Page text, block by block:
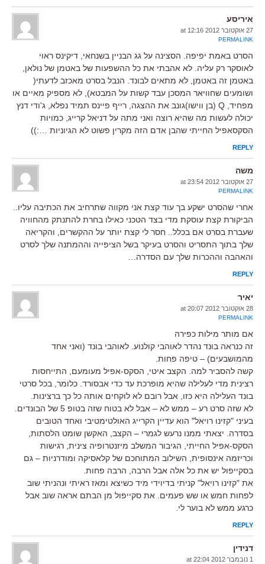
איריסע
27 אוקטובר 2012 at 12:16
PERMALINK
הסרט באמת יפיפה. הסצינה על גג הבניין בשנחאי, דיקינס ראוי
לאוסקר רק עליה. לא אהבתי את כל ההשפעות של באטמן של נולאן,
באטמן זה באטמן, לא מתאים לבונד. הנבל בסרט מאכזב לדעתי(
ושומעים שחוויאר המסכן עבד קשות על המבטא), לא מספיק מאיים או
מפחיד, Q (בן ווישו)גונב את ההצגה, רייף פיינס תמיד נפלא, ג'ודי דנץ
יכולה לעשות מה שהיא רוצה ואני מתה על דניאל קרייג, כמויות
הסקסאפיל החייתי שהבן אדם הזה מקרין פשוט לא הגיוניות …:))
REPLY
משה
27 אוקטובר 2012 at 23:54
PERMALINK
אחרי שהסרט ישקע בך עוד קצת אני מקווה שתרחיב את הכתיבה עליו..
הביקורת קצת עוסקת מדי בצד הטכני כאילו בחרת להתנתק מהחוויה
שעברת בסרט אם בכלל.. חסר לי קצת יותר על ההקשרים, והקריאה
שלך בתוך התסריט והסרט בעיקר בשל הציפייה וההמתנה שלך לסרט
והאהבה וההכרות שלך עם הסדרה…
REPLY
יאיר
28 אוקטובר 2012 at 20:07
PERMALINK
אם מותר מילות כפירה
זה כנראה בונד נהדר לאוהבי קולנוע. לאוהבי בונד (ואני אחד
מהמושבעים) – טיפה פחות.
קשה להסביר למה. הקצב איטי, הסקס-אפיל מעומעם, התייחסות
רצינית מדי לעלילה שהיא מופרכת עד כדי אבסורד. כלומר, בכל סרטי
בונד העלילה היא כזו, אבל רובם לא לוקחים אותה כל כך ברצינות.
לא שזה סרט רע – ממש לא – אבל לא בטוח שזה בטופ 5 של הבונדים.
בעיני "קזינו רויאל" הוא עדיין הקרייג האולטימטיבי ואחד הטובים
בסדרה. יצאתי ממנו נרעש לגמרי – הקצב, האקשן שומט הלסתות,
הסקס-אפיל החייתי, הגיבור המשלב מיזנטרופיה צינית, רגישות
וכריזמה אינסופית, השילוב המתוחכם של קלאסיקה ומודרניות – גם
בסקייפול יש את כל אלה אבל הרבה, הרבה פחות.
את "קזינו רויאל" קניתי בדיוידי מיד כשיצא ומאז ראיתי ונהניתי שוב
לפחות חמש או שש פעמים. את סקייפול מן הבתם אראה שוב אבל
כרגע ממש לא בוער לי.
REPLY
דנידין
1 נובמבר 2012 at 22:04